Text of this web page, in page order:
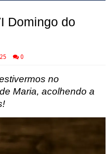
Domingo do
0
no
Maria, acolhendo a
!